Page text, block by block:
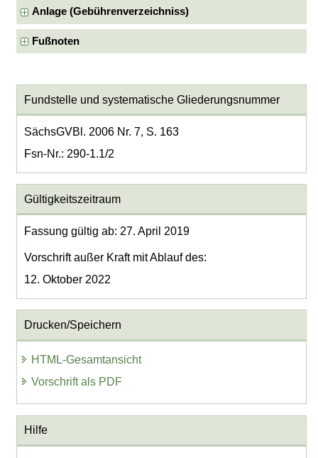
Anlage (Gebührenverzeichniss)
Fußnoten
Fundstelle und systematische Gliederungsnummer
SächsGVBl. 2006 Nr. 7, S. 163
Fsn-Nr.: 290-1.1/2
Gültigkeitszeitraum
Fassung gültig ab: 27. April 2019
Vorschrift außer Kraft mit Ablauf des:
12. Oktober 2022
Drucken/Speichern
HTML-Gesamtansicht
Vorschrift als PDF
Hilfe